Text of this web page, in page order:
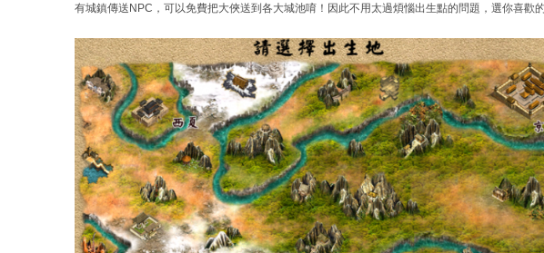
有城鎮傳送NPC，可以免費把大俠送到各大城池唷！因此不用太過煩惱出生點的問題，選你喜歡的